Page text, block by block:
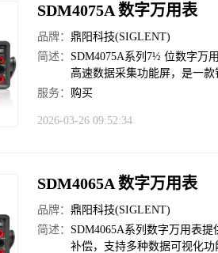
SDM4075A 数字万用表
品牌： 鼎阳科技(SIGLENT)
简述： SDM4075A系列7½ 位数字万
高速数据采集功能屏，是一
服务： 购买
2026-03-26 09:52:34
SDM4065A 数字万用表
品牌： 鼎阳科技(SIGLENT)
简述： SDM4065A系列数字万用表
补偿，支持多种数据可视化